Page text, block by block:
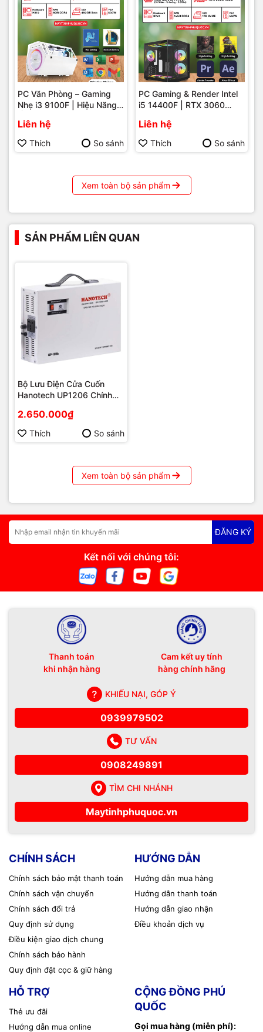
PC Văn Phòng – Gaming
Nhẹ i3 9100F | Hiệu Năng
Tính Hải Đăng Phú Quốc
Liên hệ
Thích So sánh
PC Gaming & Render Intel
i5 14400F | RTX 3060
Mẽ Cho Game Và Đồ Họa
Tại Phú Quốc
Liên hệ
Thích So sánh
Xem toàn bộ sản phẩm
SẢN PHẨM LIÊN QUAN
Bộ Lưu Điện Cửa Cuốn
Hanotech UP1206 Chính
2.650.000₫
Thích So sánh
Xem toàn bộ sản phẩm
ĐĂNG KÝ
Kết nối với chúng tôi:
Thanh toán
khi nhận hàng
Cam kết uy tính
hàng chính hãng
KHIẾU NẠI, GÓP Ý
0939979502
TƯ VẤN
0908249891
TÌM CHI NHÁNH
Maytinhphuquoc.vn
CHÍNH SÁCH
Chính sách bảo mật thanh toán
Chính sách vận chuyển
Chính sách đổi trả
Quy định sử dụng
Điều kiện giao dịch chung
Chính sách bảo hành
Quy định đặt cọc & giữ hàng
HƯỚNG DẪN
Hướng dẫn mua hàng
Hướng dẫn thanh toán
Hướng dẫn giao nhận
Điều khoản dịch vụ
HỖ TRỢ
Thẻ ưu đãi
Hướng dẫn mua online
CỘNG ĐỒNG PHÚ
QUỐC
Gọi mua hàng (miễn phí):